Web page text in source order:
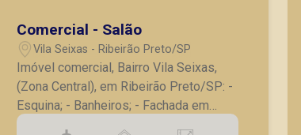
Comercial - Salão
Vila Seixas - Ribeirão Preto/SP
Imóvel comercial, Bairro Vila Seixas,
(Zona Central), em Ribeirão Preto/SP: -
Esquina; - Banheiros; - Fachada em
blindex; - Escritório; - Lavanderia; - Em